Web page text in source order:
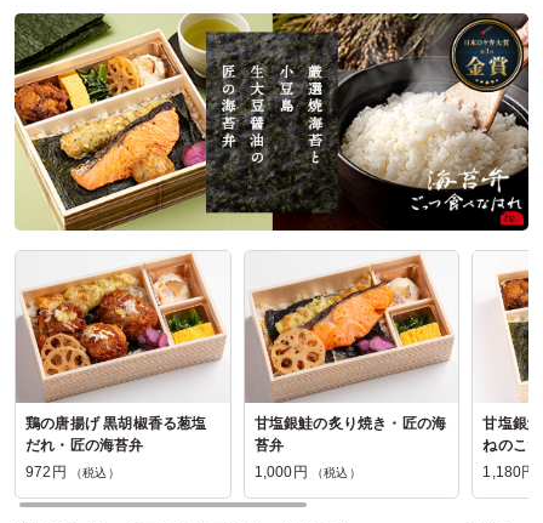
参加者の年齢：－男女比：－
東京都墨田区菊川2026/05/29
辰弁の口コミをもっと見る
鶏の唐揚げ 黒胡椒香る葱塩
だれ・匠の海苔弁
972円
（税込）
甘塩銀鮭の炙り焼き・匠の海
苔弁
1,000円
（税込）
甘塩銀
ねのこ
当
1,180円